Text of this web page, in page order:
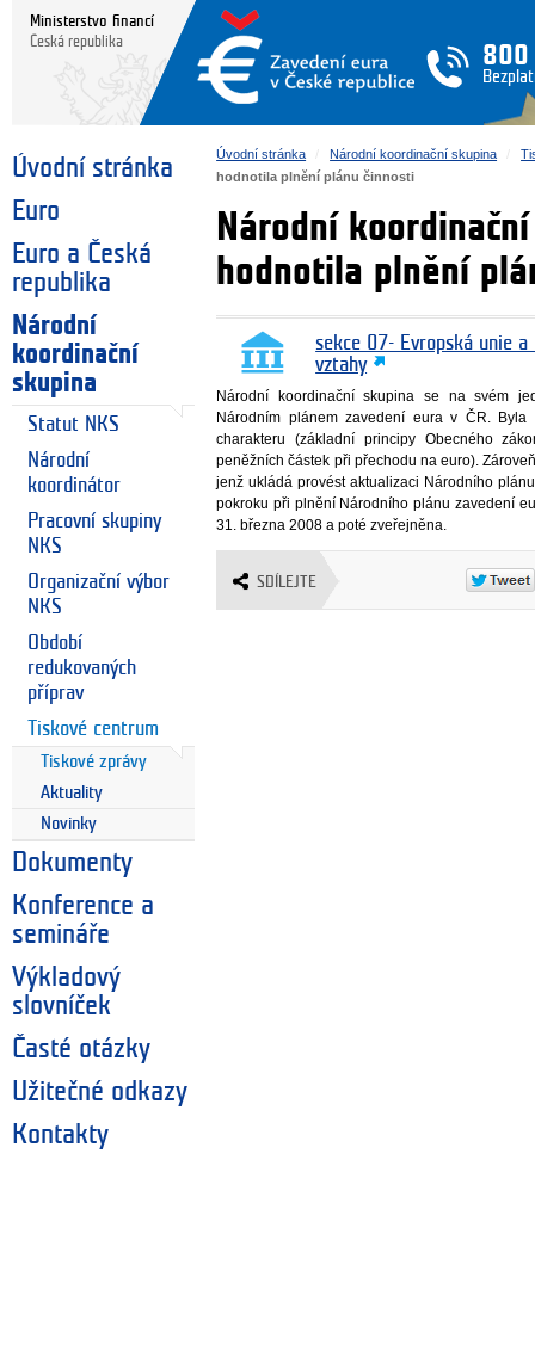
Ministerstvo financí
Česká republika
800
Úvodní stránka
Euro
Euro a Česká
republika
Národní
koordinační
skupina
Statut NKS
Národní
koordinátor
Pracovní skupiny
NKS
Organizační výbor
NKS
Období
redukovaných
příprav
Tiskové centrum
Tiskové zprávy
Aktuality
Novinky
Dokumenty
Konference a
semináře
Výkladový
slovníček
Časté otázky
Užitečné odkazy
Kontakty
Úvodní stránka Národní koordinační skupina
hodnotila plnění plánu činnosti
Národní
hodnotila plnění
sekce 07- Evropská unie a
vztahy
Národní koordinační skupina se na svém
Národním plánem zavedení eura v ČR.
charakteru (základní principy Obecného
peněžních částek při přechodu na euro).
jenž ukládá provést aktualizaci Národního
pokroku při plnění Národního plánu zavedení
31. března 2008 a poté zveřejněna.
SDÍLEJTE